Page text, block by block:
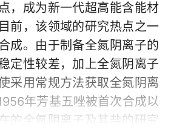
，成为新一代超高能含能材
前，该领域的研究热点之一
成。由于制备全氮阴离子的
定性较差，加上全氮阴离子
采用常规方法获取全氮阴离
年芳基五唑被首次合成以
的全氮阴离子及其盐的研究